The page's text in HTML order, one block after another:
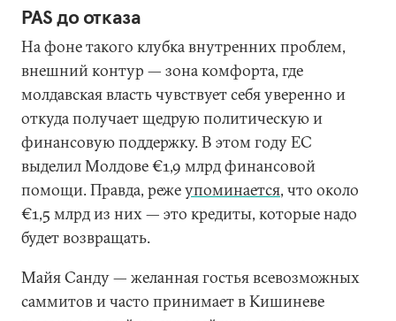
PAS до отказа
На фоне такого клубка внутренних проблем,
внешний контур — зона комфорта, где
молдавская власть чувствует себя уверенно и
откуда получает щедрую политическую и
финансовую поддержку. В этом году ЕС
выделил Молдове €1,9 млрд финансовой
помощи. Правда, режеупоминается, что около
€1,5 млрд из них — это кредиты, которые надо
будет возвращать.
Майя Санду — желанная гостья всевозможных
саммитов и часто принимает в Кишиневе